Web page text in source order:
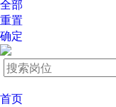
全部
重置
确定
首页